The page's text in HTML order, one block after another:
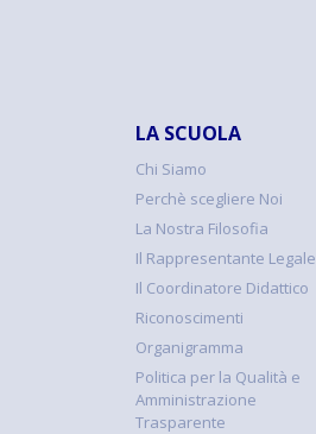
LA SCUOLA
Chi Siamo
Perchè scegliere Noi
La Nostra Filosofia
Il Rappresentante Legale
Il Coordinatore Didattico
Riconoscimenti
Organigramma
Politica per la Qualità e
Amministrazione
Trasparente